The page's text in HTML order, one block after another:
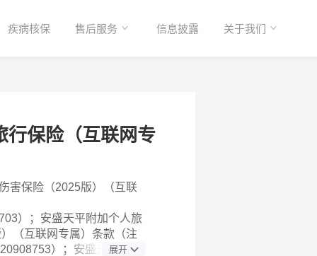
疾病核保 售后服务 信息披露 关于我们
行保险（互联网专
害保险（2025版）（互联
）；安盛天平附加个人旅
（互联网专属）条款（注
）；安盛天平附加
展开